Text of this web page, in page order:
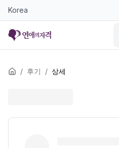
Korea
/ 후기 / 상세